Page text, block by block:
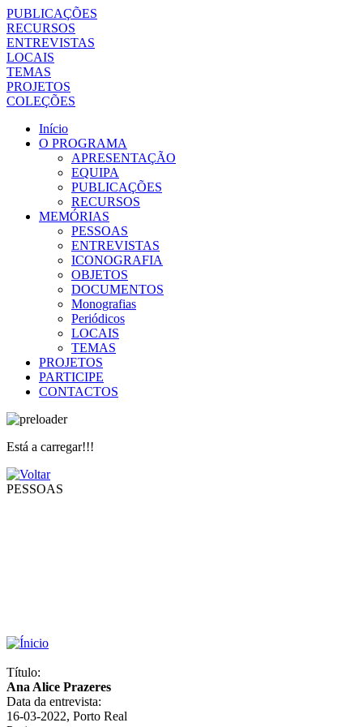
PUBLICAÇÕES
RECURSOS
ENTREVISTAS
LOCAIS
TEMAS
PROJETOS
COLEÇÕES
Início
O PROGRAMA
APRESENTAÇÃO
EQUIPA
PUBLICAÇÕES
RECURSOS
MEMÓRIAS
PESSOAS
ENTREVISTAS
ICONOGRAFIA
OBJETOS
DOCUMENTOS
Monografias
Periódicos
LOCAIS
TEMAS
PROJETOS
PARTICIPE
CONTACTOS
Está a carregar!!!
PESSOAS
Título:
Ana Alice Prazeres
Data da entrevista:
16-03-2022, Porto Real